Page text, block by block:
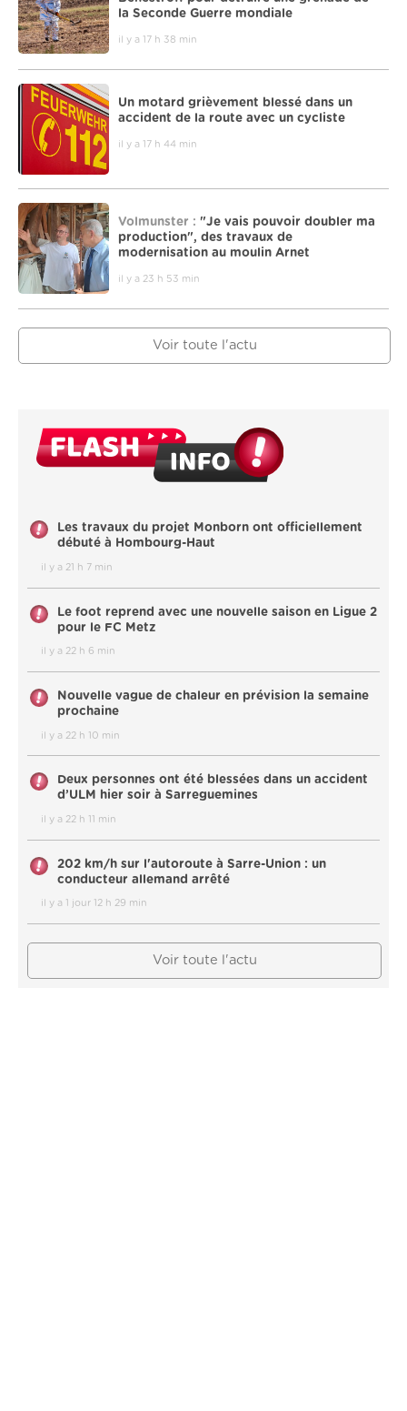
la Seconde Guerre mondiale
il y a 17 h 38 min
Un motard grièvement blessé dans un
accident de la route avec un cycliste
il y a 17 h 44 min
Volmunster : "Je vais pouvoir doubler ma
production", des travaux de
modernisation au moulin Arnet
il y a 23 h 53 min
Voir toute l'actu
Les travaux du projet Monborn ont officiellement
débuté à Hombourg-Haut
il y a 21 h 7 min
Le foot reprend avec une nouvelle saison en Ligue 2
pour le FC Metz
il y a 22 h 6 min
Nouvelle vague de chaleur en prévision la semaine
prochaine
il y a 22 h 10 min
Deux personnes ont été blessées dans un accident
d’ULM hier soir à Sarreguemines
il y a 22 h 11 min
202 km/h sur l'autoroute à Sarre-Union : un
conducteur allemand arrêté
il y a 1 jour 12 h 29 min
Voir toute l'actu